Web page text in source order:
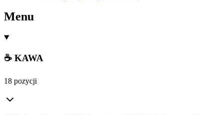
Menu
☕ KAWA
18 pozycji